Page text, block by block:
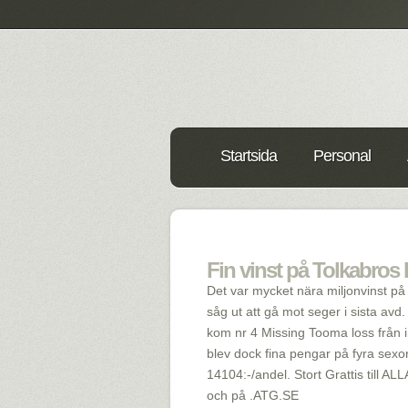
Startsida Personal
Fin vinst på Tolkabros
Det var mycket nära miljonvinst
såg ut att gå mot seger i sista
kom nr 4 Missing Tooma loss
blev dock fina pengar på fyra
14104:-/andel. Stort Grattis till
och på .ATG.SE